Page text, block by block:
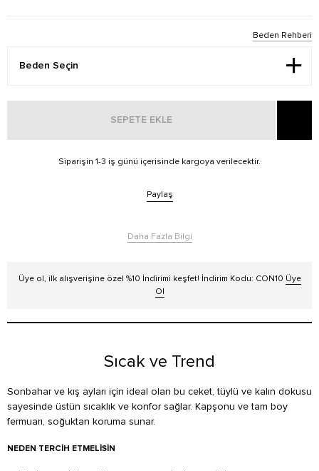
Beden Rehberi
SEPETE EKLE
Siparişin 1-3 iş günü içerisinde kargoya verilecektir.
Paylaş
Daha Fazla Bilgi
Üye ol, ilk alışverişine özel %10 İndirimi keşfet! İndirim Kodu: CON10 Üye
Ol
Sıcak ve Trend
Sonbahar ve kış ayları için ideal olan bu ceket, tüylü ve kalın dokusu
sayesinde üstün sıcaklık ve konfor sağlar. Kapşonu ve tam boy
fermuarı, soğuktan koruma sunar.
NEDEN TERCIH ETMELISIN